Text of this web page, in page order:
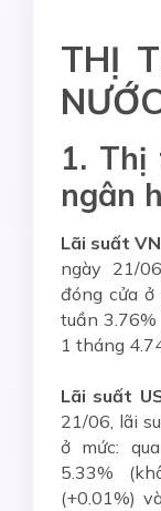
THỊ
1. Thị
ngân
Lãi suất
ngày 21/
đóng cửa ở
tuần 3.76%
1 tháng
Lãi suất
21/06, lãi
ở mức:
5.33%
(+0.01%)